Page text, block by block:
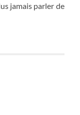
jamais parler de